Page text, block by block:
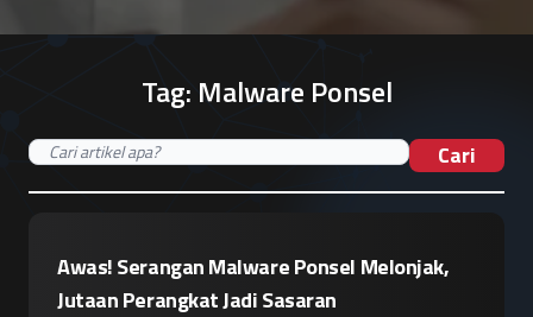
Tag: Malware Ponsel
Cari
Awas! Serangan Malware Ponsel Melonjak,
Jutaan Perangkat Jadi Sasaran